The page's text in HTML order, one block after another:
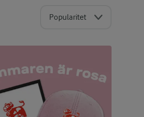
Popularitet